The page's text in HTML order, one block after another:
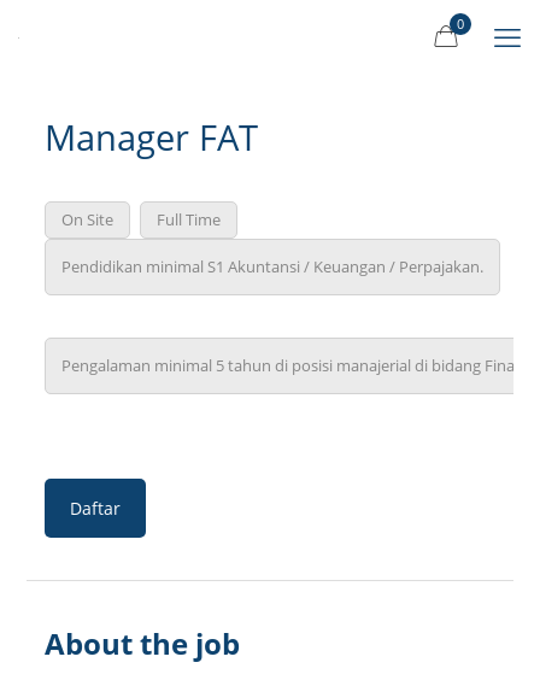
0
Manager FAT
On Site Full Time
Pendidikan minimal S1 Akuntansi / Keuangan / Perpajakan.
Pengalaman minimal 5 tahun di posisi manajerial di bidang
Daftar
About the job